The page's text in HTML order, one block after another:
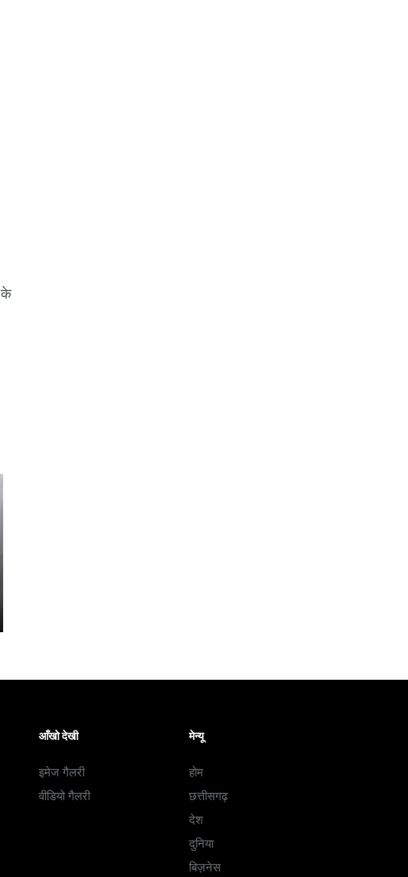
आँखो देखी
इमेज गैलरी
वीडियो गैलरी
मेन्यू
होम
छत्तीसगढ़
देश
दुनिया
बिज़नेस